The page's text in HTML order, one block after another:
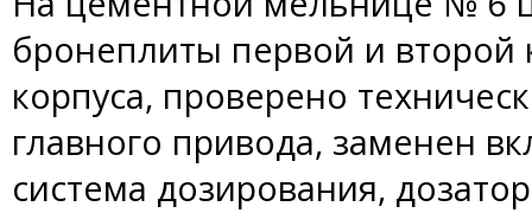
бронеплиты первой и
корпуса, проверено
главного привода, заменен
система дозирования,